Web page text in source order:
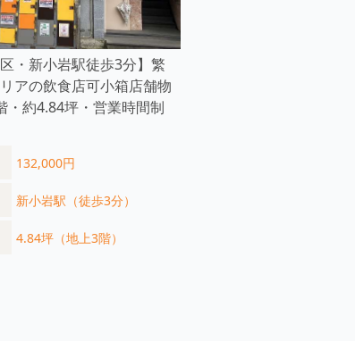
区・新小岩駅徒歩3分】繁
アの飲食店可小箱店舗物
・約4.84坪・営業時間制
132,000円
新小岩駅（徒歩3分）
4.84坪（地上3階）